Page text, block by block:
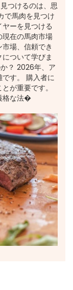
つけるのは、思
で馬肉を見つけ
ーを見つける
在の馬肉市場
場、信頼でき
ついて学びま
？ 2026年、ア
す。 購入者に
が重要です。
格な法�